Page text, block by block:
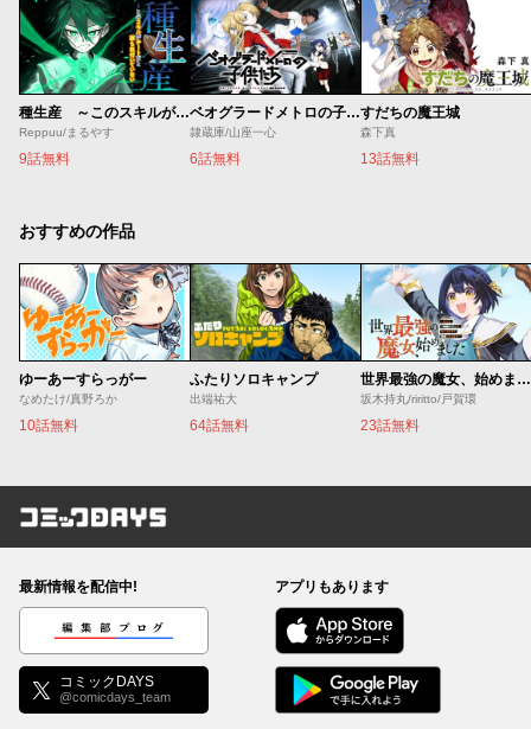
種生産 ～このスキルがチートだとまだ誰も気付いていない～
Reppuu/まるやす
9話無料
ベオグラードメトロの子供たち
隷蔵庫/山座一心
6話無料
すだちの魔王城
森下真
13話無料
おすすめの作品
ゆーあーすらっがー
なめたけ/真野ろか
10話無料
ふたりソロキャンプ
出端祐大
64話無料
世界最強の魔女、始めました ～私だけ『攻略サイト』を見れる世界で自由に生きます～
坂木持丸/riritto/戸賀環
23話無料
コミックDAYS
最新情報を配信中!
編集部ブログ
コミックDAYS
@comicdays_team
アプリもあります